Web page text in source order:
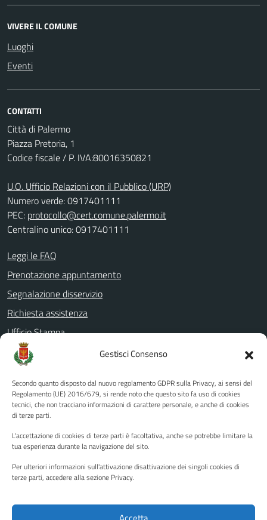
Gestisci Consenso
Secondo quanto disposto dal nuovo regolamento GDPR sulla Privacy, ai sensi del
Regolamento (UE) 2016/679, si rende noto che questo sito fa uso di cookies
tecnici, che non tracciano informazioni di carattere personale, e anche di cookies
di terze parti.
L'accettazione di cookies di terze parti è facoltativa, anche se potrebbe limitare la
tua esperienza durante la navigazione del sito.
Per ulteriori informazioni sull'attivazione disattivazione dei singoli cookies di
terze parti, accedere alla sezione Privacy.
VIVERE IL COMUNE
Luoghi
Eventi
CONTATTI
Città di Palermo
Piazza Pretoria, 1
Codice fiscale / P. IVA:80016350821
U.O. Ufficio Relazioni con il Pubblico (URP)
Numero verde: 0917401111
PEC: protocollo@cert.comune.palermo.it
Centralino unico: 0917401111
Leggi le FAQ
Prenotazione appuntamento
Segnalazione disservizio
Richiesta assistenza
Ufficio Stampa
Amministrazione Trasparente
Albo pretorio
Informativa privacy
Note legali
Piano di miglioramento del sito
Instagram